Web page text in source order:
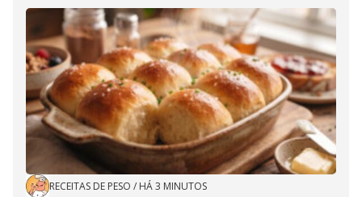
RECEITAS DE PESO / HÁ 3 MINUTOS